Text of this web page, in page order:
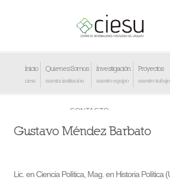
Inicio
ciesu
Quienes Somos
nuestra institución
Investigación
nuestro equipo
Proyectos
nuestro trabajo
Gustavo Méndez Barbato
Lic. en Ciencia Política, Mag. en Historia Política